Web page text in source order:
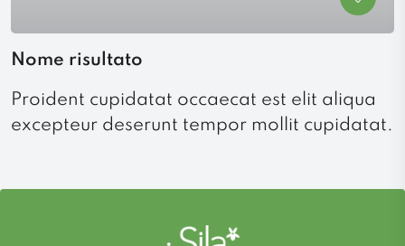
Nome risultato
Proident cupidatat occaecat est elit aliqua
excepteur deserunt tempor mollit cupidatat.